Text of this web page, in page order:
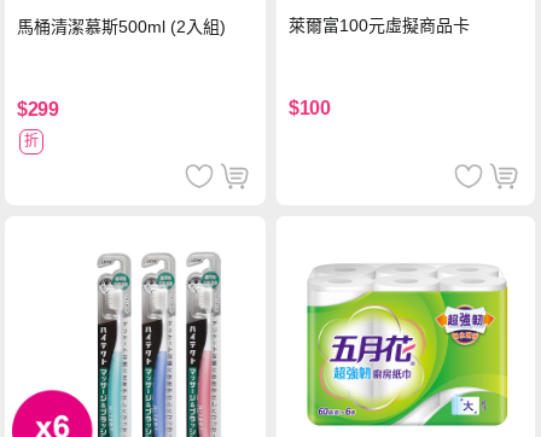
馬桶清潔慕斯500ml (2入組)
$299
折
萊爾富100元虛擬商品卡
$100